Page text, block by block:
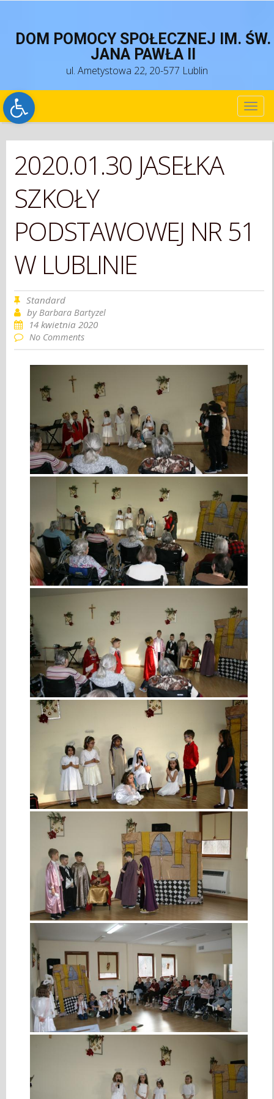
Open toolbar
DOM POMOCY SPOŁECZNEJ IM. ŚW.
JANA PAWŁA II
ul. Ametystowa 22, 20-577 Lublin
2020.01.30 JASEŁKA
SZKOŁY
PODSTAWOWEJ NR 51
W LUBLINIE
Standard
byBarbara Bartyzel
14 kwietnia 2020
No Comments